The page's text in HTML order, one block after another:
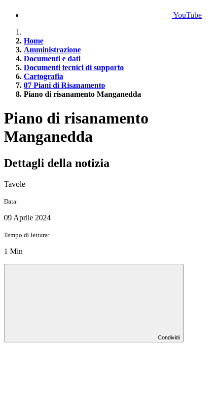
YouTube
Home
Amministrazione
Documenti e dati
Documenti tecnici di supporto
Cartografia
07 Piani di Risanamento
Piano di risanamento Manganedda
Piano di risanamento
Manganedda
Dettagli della notizia
Tavole
Data:
09 Aprile 2024
Tempo di lettura:
1 Min
Condividi